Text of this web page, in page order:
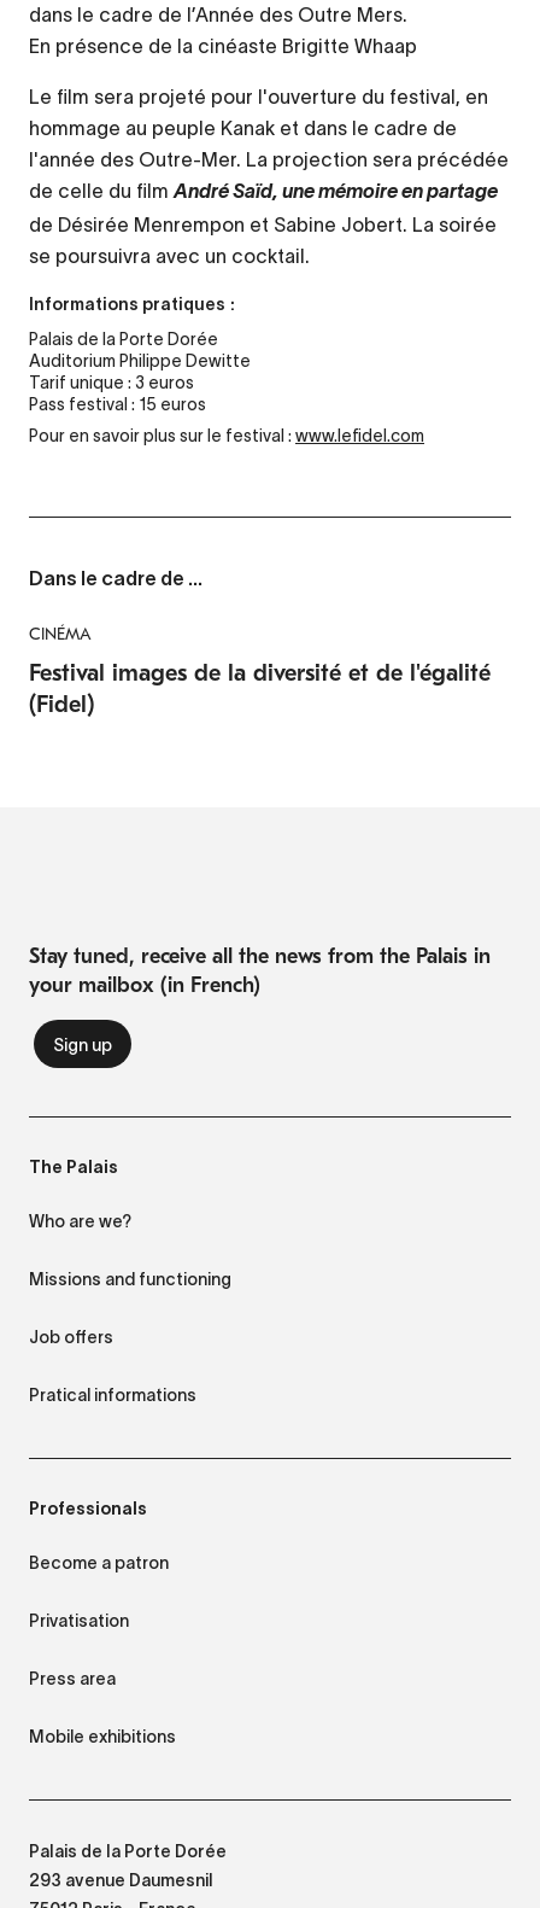
dans le cadre de l’Année des Outre Mers.
En présence de la cinéaste Brigitte Whaap
Le film sera projeté pour l'ouverture du festival, en
hommage au peuple Kanak et dans le cadre de
l'année des Outre-Mer. La projection sera précédée
de celle du film André Saïd, une mémoire en partage
de Désirée Menrempon et Sabine Jobert. La soirée
se poursuivra avec un cocktail.
Informations pratiques :
Palais de la Porte Dorée
Auditorium Philippe Dewitte
Tarif unique : 3 euros
Pass festival : 15 euros
Pour en savoir plus sur le festival : www.lefidel.com
Dans le cadre de ...
CINÉMA
Festival images de la diversité et de l'égalité
(Fidel)
Stay tuned, receive all the news from the Palais in
your mailbox (in French)
The Palais
Who are we?
Missions and functioning
Job offers
Pratical informations
Professionals
Become a patron
Privatisation
Press area
Mobile exhibitions
Palais de la Porte Dorée
293 avenue Daumesnil